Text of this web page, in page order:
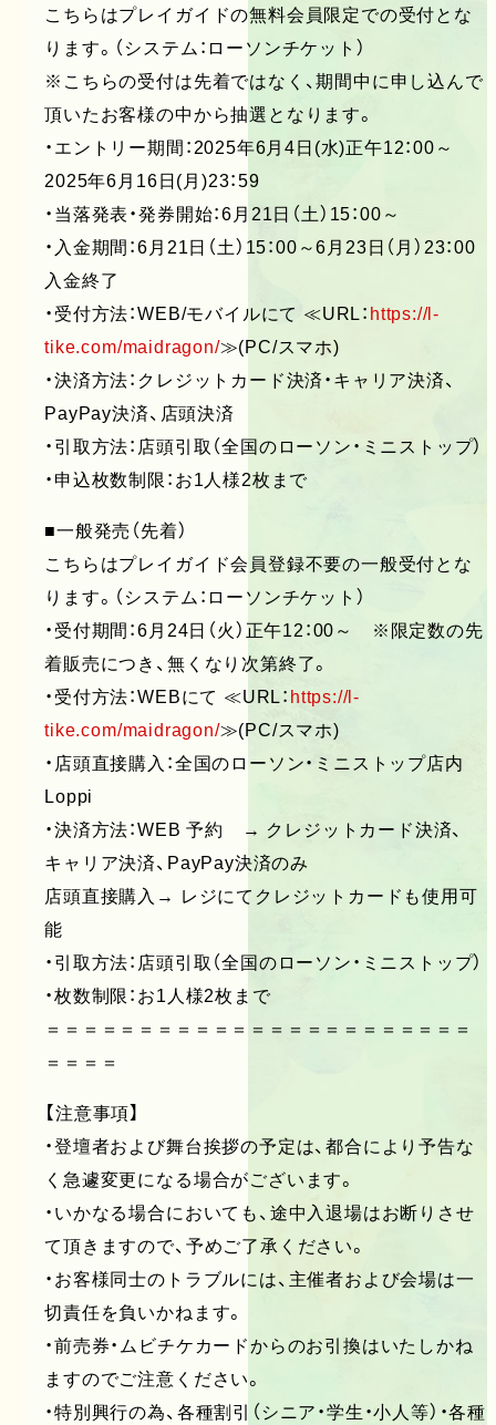
こちらはプレイガイドの無料会員限定での受付とな
ります。（システム：ローソンチケット）
※こちらの受付は先着ではなく、期間中に申し込んで
頂いたお客様の中から抽選となります。
・エントリー期間：2025年6月4日(水)正午12：00～
2025年6月16日(月)23：59
・当落発表・発券開始：6月21日（土）15：00～
・入金期間：6月21日（土）15：00～6月23日（月）23：00
入金終了
・受付方法：WEB/モバイルにて ≪URL：https://l-
tike.com/maidragon/≫(PC/スマホ)
・決済方法：クレジットカード決済・キャリア決済、
PayPay決済、店頭決済
・引取方法：店頭引取（全国のローソン・ミニストップ）
・申込枚数制限：お1人様2枚まで
■一般発売（先着）
こちらはプレイガイド会員登録不要の一般受付とな
ります。（システム：ローソンチケット）
・受付期間：6月24日（火）正午12：00～ ※限定数の先
着販売につき、無くなり次第終了。
・受付方法：WEBにて ≪URL：https://l-
tike.com/maidragon/≫(PC/スマホ)
・店頭直接購入：全国のローソン・ミニストップ店内
Loppi
・決済方法：WEB 予約 → クレジットカード決済、
キャリア決済、PayPay決済のみ
店頭直接購入→ レジにてクレジットカードも使用可
能
・引取方法：店頭引取（全国のローソン・ミニストップ）
・枚数制限：お1人様2枚まで
＝＝＝＝＝＝＝＝＝＝＝＝＝＝＝＝＝＝＝＝＝＝＝
＝＝＝＝
【注意事項】
・登壇者および舞台挨拶の予定は、都合により予告な
く急遽変更になる場合がございます。
・いかなる場合においても、途中入退場はお断りさせ
て頂きますので、予めご了承ください。
・お客様同士のトラブルには、主催者および会場は一
切責任を負いかねます。
・前売券・ムビチケカードからのお引換はいたしかね
ますのでご注意ください。
・特別興行の為、各種割引（シニア・学生・小人等）・各種